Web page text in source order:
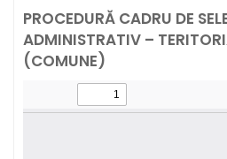
PROCEDURĂ CADRU DE
ADMINISTRATIV –
(COMUNE)